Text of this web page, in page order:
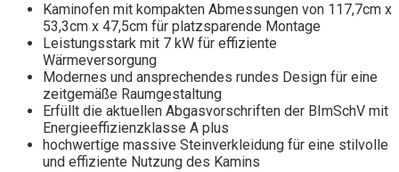
Kaminofen mit kompakten Abmessungen von 117,7cm x
53,3cm x 47,5cm für platzsparende Montage
Leistungsstark mit 7 kW für effiziente
Wärmeversorgung
Modernes und ansprechendes rundes Design für eine
zeitgemäße Raumgestaltung
Erfüllt die aktuellen Abgasvorschriften der BImSchV mit
Energieeffizienzklasse A plus
hochwertige massive Steinverkleidung für eine stilvolle
und effiziente Nutzung des Kamins